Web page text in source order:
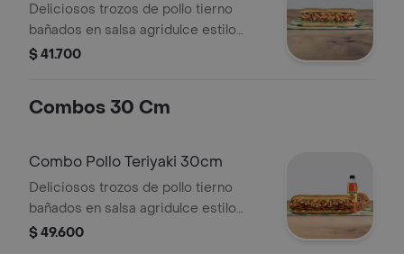
Deliciosos trozos de pollo tierno
bañados en salsa agridulce estilo
teriyaki. Pídelo con tus vegetales
$ 41.700
Combos 30 Cm
Combo Pollo Teriyaki 30cm
Deliciosos trozos de pollo tierno
bañados en salsa agridulce estilo
teriyaki. Pídelo con tus vegetales
$ 49.600